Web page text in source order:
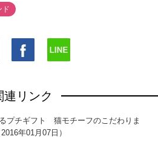
ド
連リンク
プチギフト 猫モチーフのこだわりま
年01月07日）